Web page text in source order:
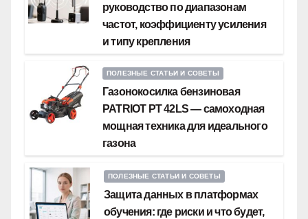
руководство по диапазонам
частот, коэффициенту усиления
и типу крепления
ПОЛЕЗНЫЕ СТАТЬИ И СОВЕТЫ
Газонокосилка бензиновая
PATRIOT PT 42LS — самоходная
мощная техника для идеального
газона
ПОЛЕЗНЫЕ СТАТЬИ И СОВЕТЫ
Защита данных в платформах
обучения: где риски и что будет,